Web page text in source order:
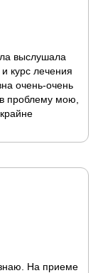
выслушала
курс лечения
очень-очень
проблему мою,
На приеме